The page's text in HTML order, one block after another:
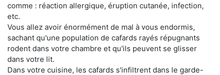
comme : réaction allergique, éruption cutanée, infection,
etc.
Vous allez avoir énormément de mal à vous endormis,
sachant qu'une population de cafards rayés répugnants
rodent dans votre chambre et qu'ils peuvent se glisser
dans votre lit.
Dans votre cuisine, les cafards s'infiltrent dans le garde-